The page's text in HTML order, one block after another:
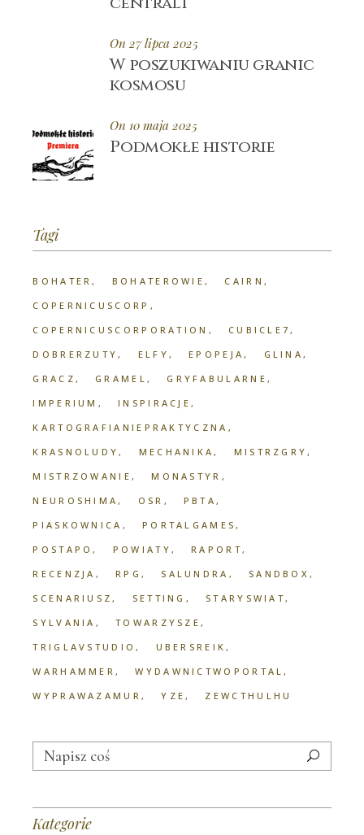
On 27 lipca 2025
W poszukiwaniu granic
kosmosu
On 10 maja 2025
Podmokłe historie
Tagi
BOHATER BOHATEROWIE
CAIRN
COPERNICUSCORP
COPERNICUSCORPORATION
CUBICLE7
DOBRERZUTY
ELFY EPOPEJA
GLINA
GRACZ
GRAMEL
GRYFABULARNE
IMPERIUM
INSPIRACJE
KARTOGRAFIANIEPRAKTYCZNA
KRASNOLUDY
MECHANIKA
MISTRZGRY
MISTRZOWANIE
MONASTYR
NEUROSHIMA
OSR
PBTA
PIASKOWNICA
PORTALGAMES
POSTAPO
POWIATY
RAPORT
RECENZJA
RPG SALUNDRA
SANDBOX
SCENARIUSZ
SETTING
STARYSWIAT
SYLVANIA
TOWARZYSZE
TRIGLAVSTUDIO
UBERSREIK
WARHAMMER
WYDAWNICTWOPORTAL
WYPRAWAZAMUR
YZE ZEWCTHULHU
Search
for:
Kategorie